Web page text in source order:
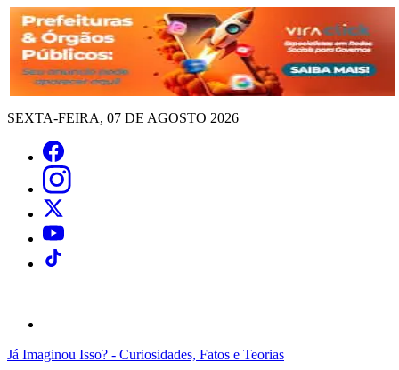
SEXTA-FEIRA, 07 DE AGOSTO 2026
Já Imaginou Isso? - Curiosidades, Fatos e Teorias